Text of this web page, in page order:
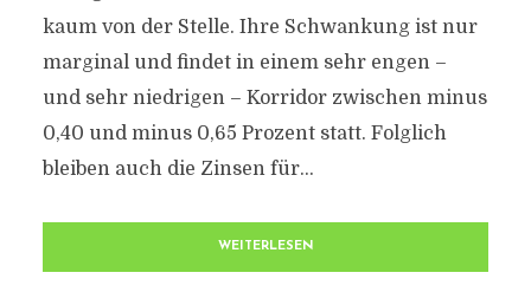
kaum von der Stelle. Ihre Schwankung ist nur
marginal und findet in einem sehr engen –
und sehr niedrigen – Korridor zwischen minus
0,40 und minus 0,65 Prozent statt. Folglich
bleiben auch die Zinsen für...
WEITERLESEN